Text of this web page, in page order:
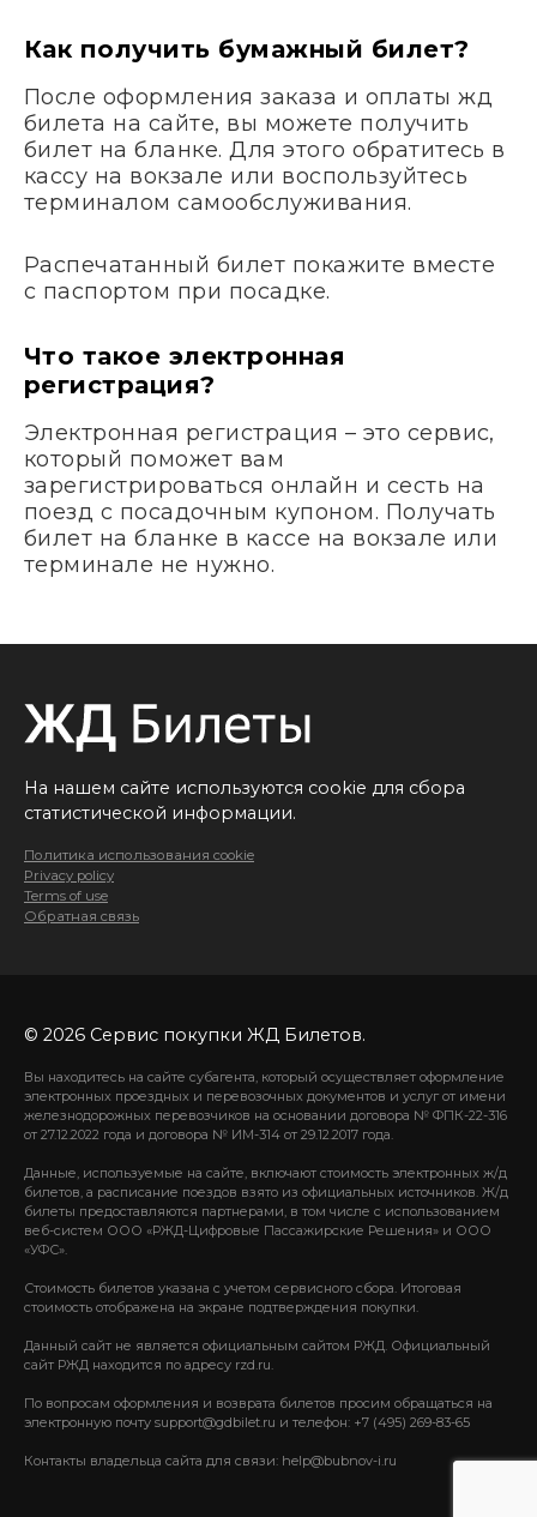
Как получить бумажный билет?
После оформления заказа и оплаты жд
билета на сайте, вы можете получить
билет на бланке. Для этого обратитесь в
кассу на вокзале или воспользуйтесь
терминалом самообслуживания.
Распечатанный билет покажите вместе
с паспортом при посадке.
Что такое электронная
регистрация?
Электронная регистрация – это сервис,
который поможет вам
зарегистрироваться онлайн и сесть на
поезд с посадочным купоном. Получать
билет на бланке в кассе на вокзале или
терминале не нужно.
На нашем сайте используются cookie для сбора
статистической информации.
Политика использования cookie
Privacy policy
Terms of use
Обратная связь
© 2026 Сервис покупки ЖД Билетов.
Вы находитесь на сайте субагента, который осуществляет оформление
электронных проездных и перевозочных документов и услуг от имени
железнодорожных перевозчиков на основании договора № ФПК-22-316
от 27.12.2022 года и договора № ИМ-314 от 29.12.2017 года.
Данные, используемые на сайте, включают стоимость электронных ж/д
билетов, а расписание поездов взято из официальных источников. Ж/д
билеты предоставляются партнерами, в том числе с использованием
веб-систем ООО «РЖД-Цифровые Пассажирские Решения» и ООО
«УФС».
Стоимость билетов указана с учетом сервисного сбора. Итоговая
стоимость отображена на экране подтверждения покупки.
Данный сайт не является официальным сайтом РЖД. Официальный
сайт РЖД находится по адресу rzd.ru.
По вопросам оформления и возврата билетов просим обращаться на
электронную почту support@gdbilet.ru и телефон: +7 (495) 269-83-65
Контакты владельца сайта для связи: help@bubnov-i.ru